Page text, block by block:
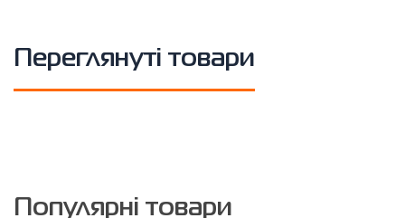
Переглянуті товари
Популярні товари